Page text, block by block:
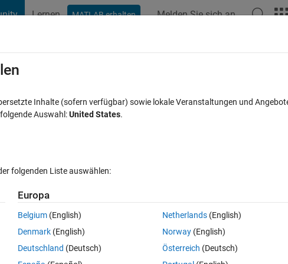
Lernen MATLAB erhalten Melden Sie sich an
in Matlab
Inhalte (sofern verfügbar) sowie lokale Veranstaltungen und
Auswahl:United States.
folgenden Liste auswählen:
Europa
Belgium (English)
Denmark (English)
Deutschland (Deutsch)
Netherlands(English)
Norway(English)
Österreich (Deutsch)